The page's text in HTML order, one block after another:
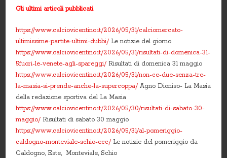
Gli ultimi articoli pubblicati
https://www.calciovicentino.it/2026/05/31/calciomercato-
ultimissime-partite-ultimi-dubbi/ Le notizie del giorno
https://www.calciovicentino.it/2026/05/31/risultati-di-domenica-31-
5fuori-le-venete-agli-spareggi/ Risultati di domenica 31 maggio
https://www.calciovicentino.it/2026/05/31/non-ce-due-senza-tre-
la-masia-si-prende-anche-la-supercoppa/ Agno Dioniso- La Masia
della redazione sportiva del La Masia
https://www.calciovicentino.it/2026/05/30/risultati-di-sabato-30-
maggio/ Risultati di sabato 30 maggio
https://www.calciovicentino.it/2026/05/31/al-pomeriggio-
caldogno-monteviale-schio-ecc/ Le notizie del pomeriggio da
Caldogno, Este, Monteviale, Schio